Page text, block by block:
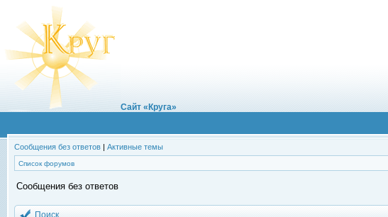
Сайт «Круга»
Сообщения без ответов | Активные темы
Список форумов
Сообщения без ответов
Поиск